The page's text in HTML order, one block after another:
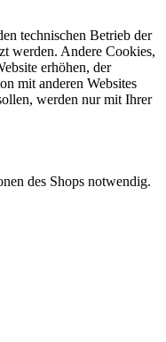
technischen Betrieb der
werden. Andere Cookies,
erhöhen, der
mit anderen Websites
werden nur mit Ihrer
des Shops notwendig.